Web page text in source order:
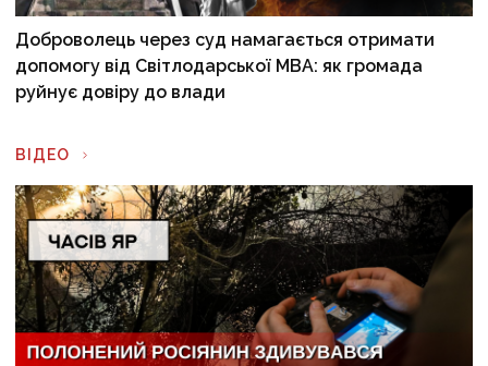
Доброволець через суд намагається отримати
допомогу від Світлодарської МВА: як громада
руйнує довіру до влади
ВІДЕО